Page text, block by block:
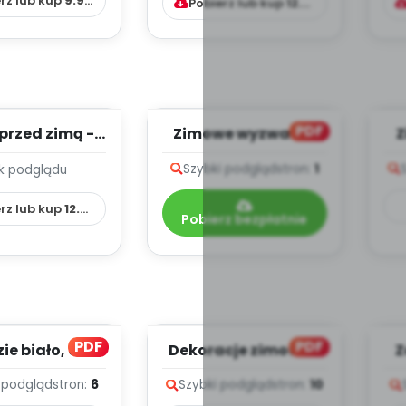
Pobierz lub kup12.99
zimą -
PLAN
WYC...
podglądu
lub kup12.99 zł
PDF
Zimowe wyzwania
Szybki podglądstron: 1
Pobierz bezpłatnie
PDF
biało, cz. 2
podglądstron: 6
PDF
Dekoracje zimowe -
Szybki podgląd stron: 10